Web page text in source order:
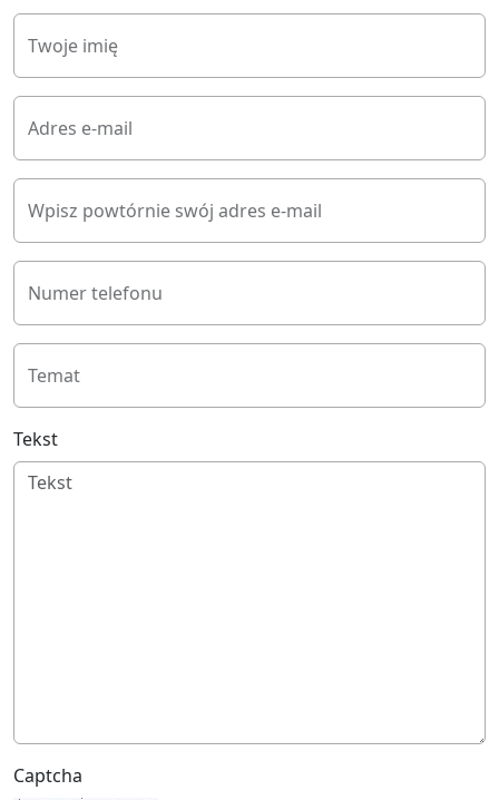
Twoje imię
Adres e-mail
Wpisz powtórnie swój adres e-mail
Numer telefonu
Temat
Tekst
Captcha